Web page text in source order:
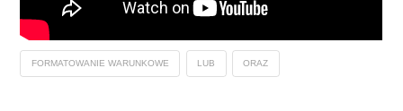
FORMATOWANIE WARUNKOWE LUB ORAZ